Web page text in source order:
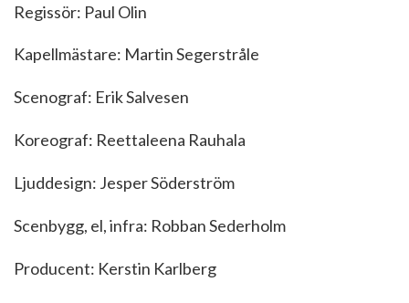
Regissör: Paul Olin
Kapellmästare: Martin Segerstråle
Scenograf: Erik Salvesen
Koreograf: Reettaleena Rauhala
Ljuddesign: Jesper Söderström
Scenbygg, el, infra: Robban Sederholm
Producent: Kerstin Karlberg